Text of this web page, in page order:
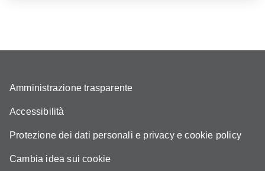
Amministrazione trasparente
Accessibilità
Protezione dei dati personali e privacy e cookie policy
Cambia idea sui cookie